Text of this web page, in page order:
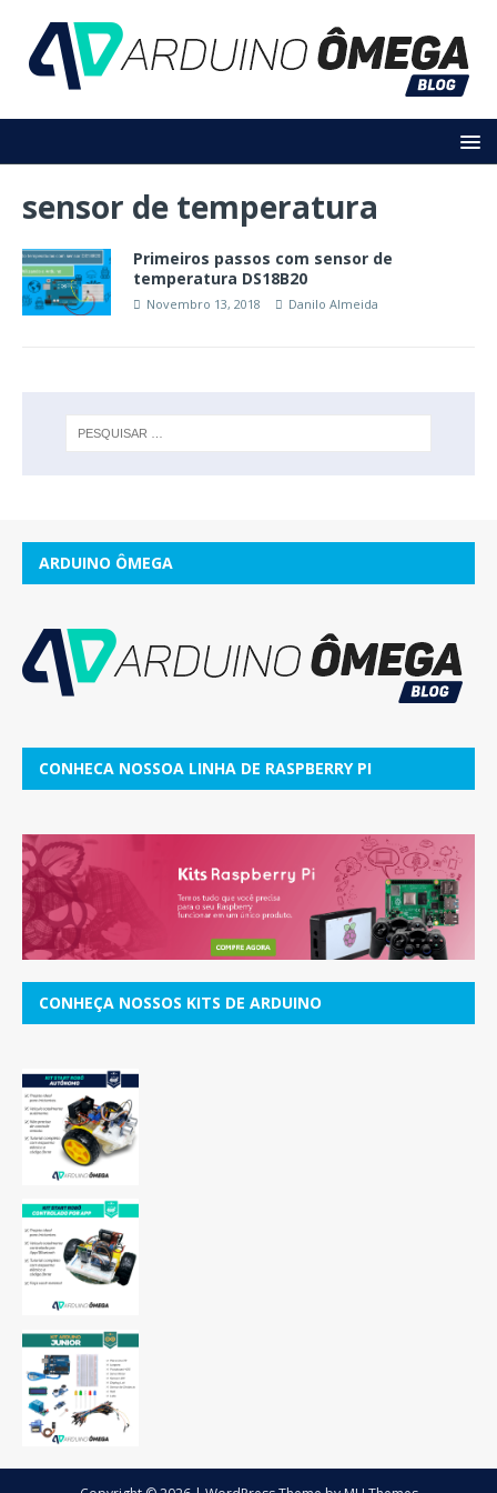
sensor de temperatura
Primeiros passos com sensor de
temperatura DS18B20
Novembro 13, 2018 Danilo Almeida
ARDUINO ÔMEGA
CONHECA NOSSOA LINHA DE RASPBERRY PI
CONHEÇA NOSSOS KITS DE ARDUINO